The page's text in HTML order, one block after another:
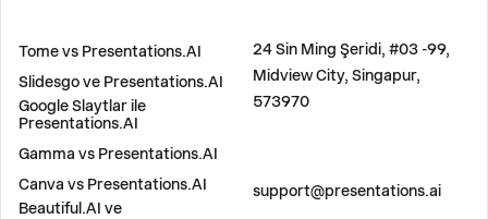
Tome vs Presentations.AI
Slidesgo ve Presentations.AI
Google Slaytlar ile
Presentations.AI
Gamma vs Presentations.AI
Canva vs Presentations.AI
Beautiful.AI ve
24 Sin Ming Şeridi, #03 -99,
Midview City, Singapur,
573970
support@presentations.ai